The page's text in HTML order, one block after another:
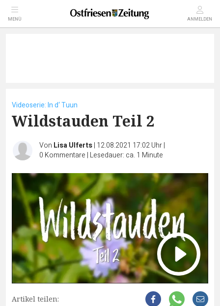
MENÜ ANMELDEN
Videoserie: In d‘ Tuun
Wildstauden Teil 2
Von Lisa Ulferts| 12.08.2021 17:02 Uhr|
0 Kommentare | Lesedauer: ca. 1 Minute
Artikel teilen: